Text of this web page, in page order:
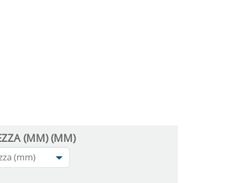
(MM) (MM)
(mm)